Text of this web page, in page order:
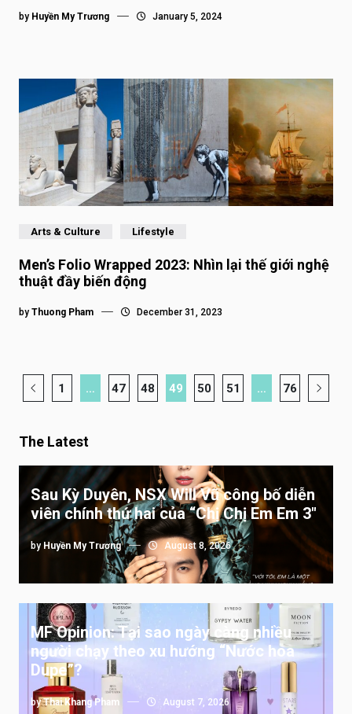
by Huyền My Trương January 5, 2024
Arts & Culture Lifestyle
Men’s Folio Wrapped 2023: Nhìn lại thế giới nghệ
thuật đầy biến động
by Thuong Pham December 31, 2023
1 … 47 48 49 50 51 … 76
The Latest
Sau Kỳ Duyên, NSX Will Vũ công bố diễn
viên chính thứ hai của “Chị Chị Em Em 3″
by Huyền My Trương August 8, 2026
MF Opinion: Tại sao ngày càng nhiều
người chạy theo xu hướng “Nước hoa
Dupe”?
byThai Khang Pham August 7, 2026